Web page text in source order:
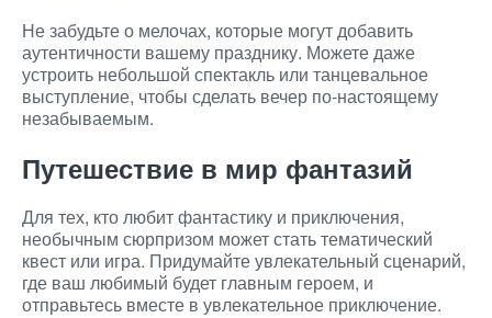
Не забудьте о мелочах, которые могут добавить
аутентичности вашему празднику. Можете даже
устроить небольшой спектакль или танцевальное
выступление, чтобы сделать вечер по-настоящему
незабываемым.
Путешествие в мир фантазий
Для тех, кто любит фантастику и приключения,
необычным сюрпризом может стать тематический
квест или игра. Придумайте увлекательный сценарий,
где ваш любимый будет главным героем, и
отправьтесь вместе в увлекательное приключение.